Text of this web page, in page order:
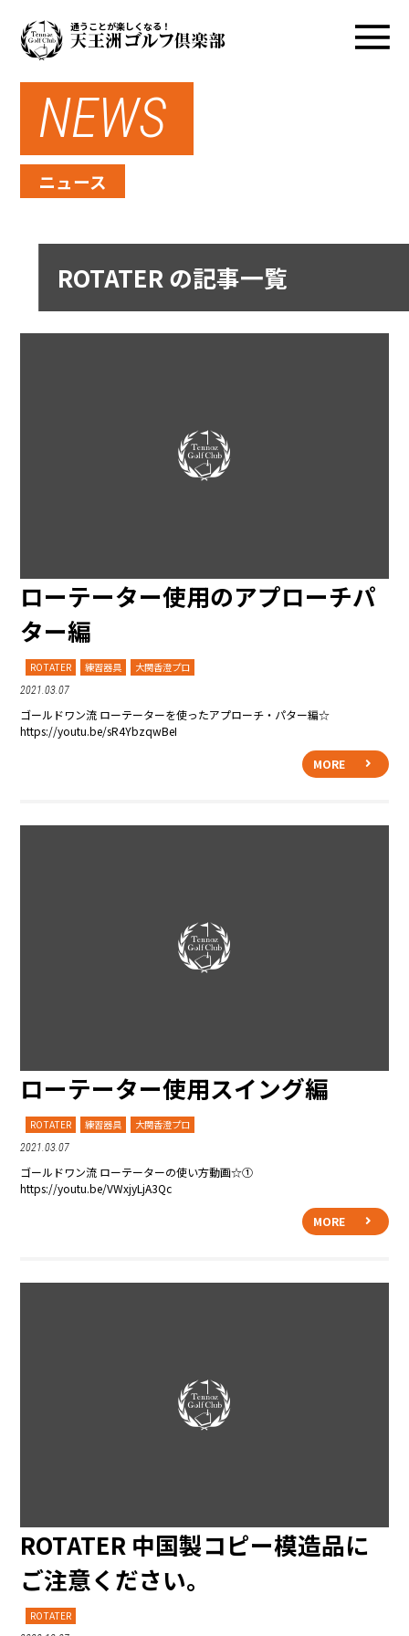
通うことが楽しくなる！
NEWS
ニュース
ROTATER の記事一覧
ローテーター使用のアプローチパ
ター編
ROTATER 練習器具 大関香澄プロ
2021.03.07
ゴールドワン流 ローテーターを使ったアプローチ・パター編☆
https://youtu.be/sR4YbzqwBeI
MORE
ローテーター使用スイング編
ROTATER 練習器具 大関香澄プロ
2021.03.07
ゴールドワン流 ローテーターの使い方動画☆①
https://youtu.be/VWxjyLjA3Qc
MORE
ROTATER 中国製コピー模造品に
ご注意ください。
ROTATER